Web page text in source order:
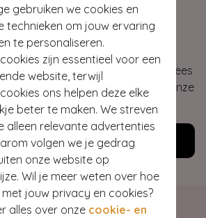
gebruiken we cookies en
technieken om jouw ervaring
te personaliseren.
zijn essentieel voor een
website, terwijl
ons helpen deze elke
beter te maken. We streven
alleen relevante advertenties
volgen we je gedrag
onze website op
Wil je meer weten over hoe
jouw privacy en cookies?
alles over onze cookie- en
gorgeous
je hulp nodig bij je bestelling? Lees
of neem contact op met onze
Wij helpen je graag!
Klantenservice